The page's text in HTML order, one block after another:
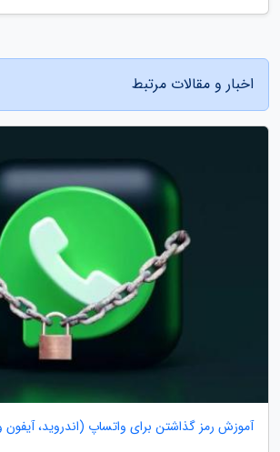
اخبار و مقالات مرتبط
آموزش رمز گذاشتن برای واتساپ (اندروید، آیفون